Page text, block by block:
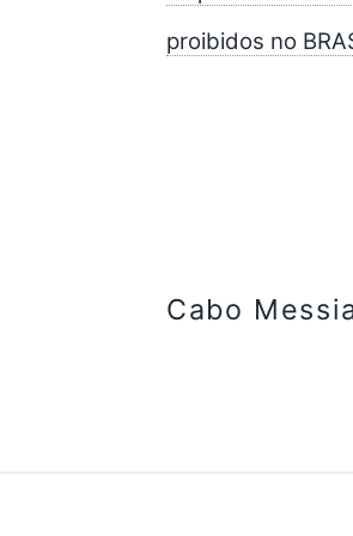
proibidos no
Cabo